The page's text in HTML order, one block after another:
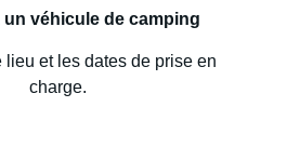
un véhicule de camping
et les dates de prise en
charge.